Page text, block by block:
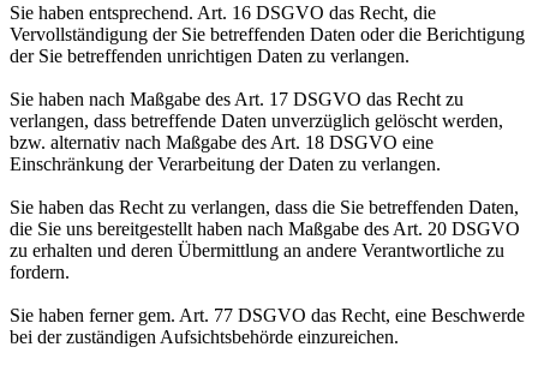
Sie haben entsprechend. Art. 16 DSGVO das Recht, die
Vervollständigung der Sie betreffenden Daten oder die Berichtigung
der Sie betreffenden unrichtigen Daten zu verlangen.
Sie haben nach Maßgabe des Art. 17 DSGVO das Recht zu
verlangen, dass betreffende Daten unverzüglich gelöscht werden,
bzw. alternativ nach Maßgabe des Art. 18 DSGVO eine
Einschränkung der Verarbeitung der Daten zu verlangen.
Sie haben das Recht zu verlangen, dass die Sie betreffenden Daten,
die Sie uns bereitgestellt haben nach Maßgabe des Art. 20 DSGVO
zu erhalten und deren Übermittlung an andere Verantwortliche zu
fordern.
Sie haben ferner gem. Art. 77 DSGVO das Recht, eine Beschwerde
bei der zuständigen Aufsichtsbehörde einzureichen.